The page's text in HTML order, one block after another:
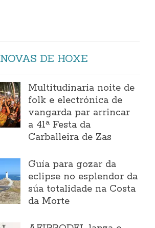
NOVAS DE HOXE
Multitudinaria noite de
folk e electrónica de
vangarda par arrincar
a 41ª Festa da
Carballeira de Zas
Guía para gozar da
eclipse no esplendor da
súa totalidade na Costa
da Morte